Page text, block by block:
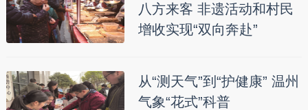
八方来客 非遗活动和村民
增收实现“双向奔赴”
从“测天气”到“护健康” 温州
气象“花式”科普